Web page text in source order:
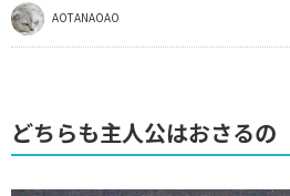
AOTANAOAO
どちらも主人公はおさるの